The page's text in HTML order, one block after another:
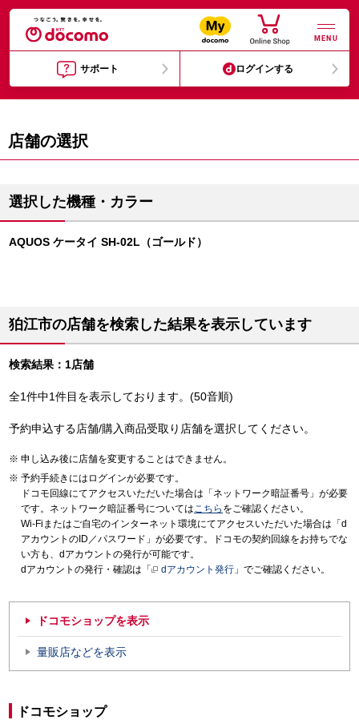
MENU
サポート ログインする
店舗の選択
選択した機種・カラー
AQUOS ケータイ SH-02L（ゴールド）
狛江市の店舗を検索した結果を表示しています
検索結果：1店舗
全1件中1件目を表示しております。(50音順)
予約申込する店舗/購入商品受取り店舗を選択してください。
申し込み後に店舗を変更することはできません。
予約手続きにはログインが必要です。
ドコモ回線にてアクセスいただいた場合は「ネットワーク暗証番号」が必要
です。ネットワーク暗証番号についてはこちら をご確認ください。
Wi-Fiまたはご自宅のインターネット環境にてアクセスいただいた場合は「d
アカウントのID／パスワード」が必要です。ドコモの契約回線をお持ちでな
い方も、dアカウントの発行が可能です。
dアカウントの発行・確認は「
dアカウント発行 」でご確認ください。
ドコモショップを表示
量販店などを表示
ドコモショップ